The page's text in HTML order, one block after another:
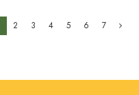
(current)
2 3 4 5 6 7